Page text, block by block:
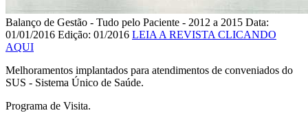
Balanço de Gestão - Tudo pelo Paciente - 2012 a 2015 Data:
01/01/2016 Edição: 01/2016 LEIA A REVISTA CLICANDO
AQUI
Melhoramentos implantados para atendimentos de conveniados do
SUS - Sistema Único de Saúde.
Programa de Visita.